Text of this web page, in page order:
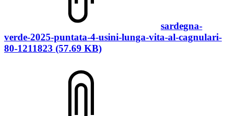
sardegna-
verde-2025-puntata-4-usini-lunga-vita-al-cagnulari-
80-1211823 (57.69 KB)